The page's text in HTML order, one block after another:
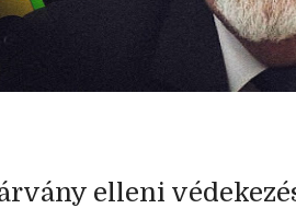
elleni